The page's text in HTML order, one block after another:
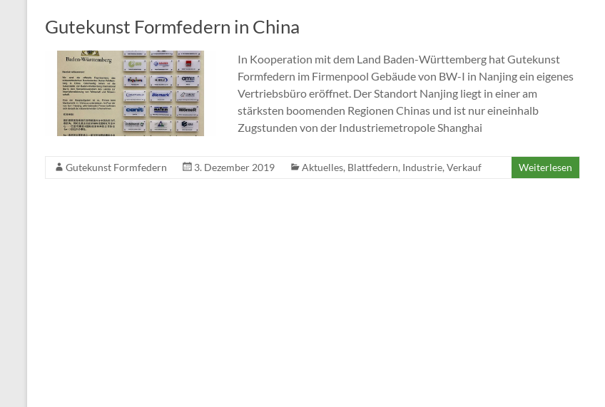
Gutekunst Formfedern in China
In Kooperation mit dem Land Baden-Württemberg hat Gutekunst
Formfedern im Firmenpool Gebäude von BW-I in Nanjing ein eigenes
Vertriebsbüro eröffnet. Der Standort Nanjing liegt in einer am
stärksten boomenden Regionen Chinas und ist nur eineinhalb
Zugstunden von der Industriemetropole Shanghai
Gutekunst Formfedern 3. Dezember 2019 Aktuelles, Blattfedern, Industrie, Verkauf Weiterlesen